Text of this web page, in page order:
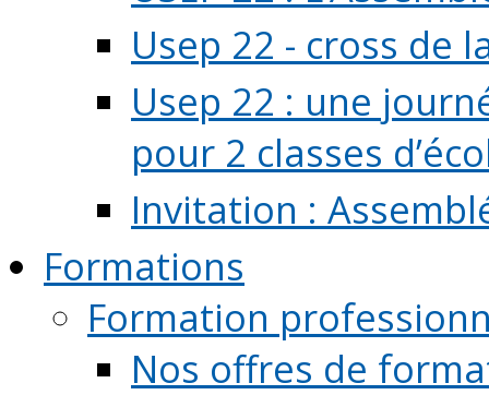
Usep 22 - cross de
Usep 22 : une
pour 2 classes
Invitation :
Formations
Formation
Nos offres de